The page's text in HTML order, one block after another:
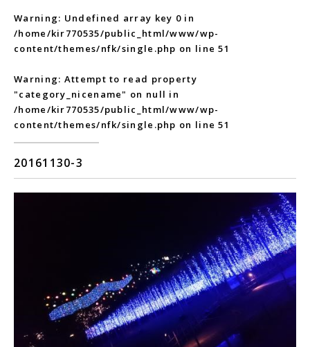
Warning: Undefined array key 0 in
/home/kir770535/public_html/www/wp-
content/themes/nfk/single.php on line51
Warning: Attempt to read property
"category_nicename" on null in
/home/kir770535/public_html/www/wp-
content/themes/nfk/single.php on line51
20161130-3